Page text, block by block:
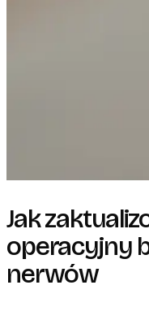
Jak
operacyjny
nerwów